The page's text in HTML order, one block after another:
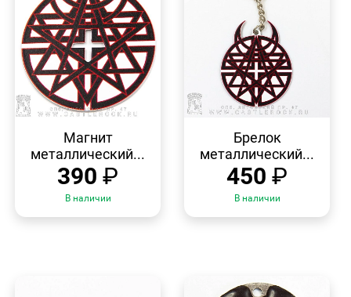
Магнит
металлический...
390 ₽
В наличии
Брелок
металлический...
450 ₽
В наличии